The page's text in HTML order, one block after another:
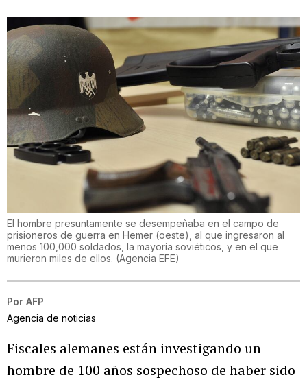
El hombre presuntamente se desempeñaba en el campo de
prisioneros de guerra en Hemer (oeste), al que ingresaron al
menos 100,000 soldados, la mayoría soviéticos, y en el que
murieron miles de ellos. (Agencia EFE)
Por AFP
Agencia de noticias
Fiscales alemanes están investigando un
hombre de 100 años sospechoso de haber sido